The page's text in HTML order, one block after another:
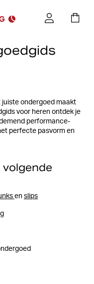
ondergoed maakt
voor heren ontdek je
performance-
perfecte pasvorm en
volgende
en slips